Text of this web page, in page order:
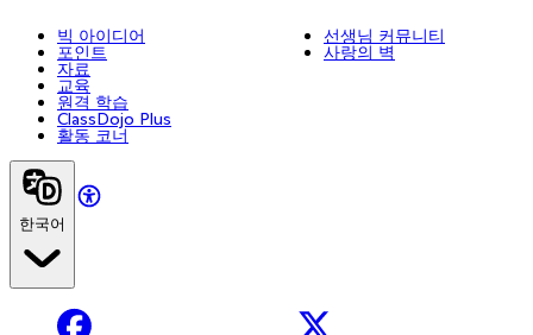
빅 아이디어
포인트
자료
교육
원격 학습
ClassDojo Plus
활동 코너
선생님 커뮤니티
사랑의 벽
한국어
Facebook X